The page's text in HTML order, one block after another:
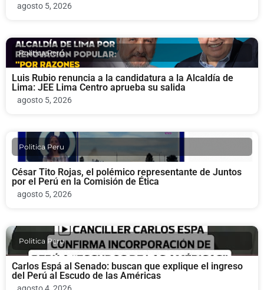
agosto 5, 2026
Politica Peru
Luis Rubio renuncia a la candidatura a la Alcaldía de
Lima: JEE Lima Centro aprueba su salida
agosto 5, 2026
Politica Peru
César Tito Rojas, el polémico representante de Juntos
por el Perú en la Comisión de Ética
agosto 5, 2026
Politica Peru
Carlos Espá al Senado: buscan que explique el ingreso
del Perú al Escudo de las Américas
agosto 4, 2026